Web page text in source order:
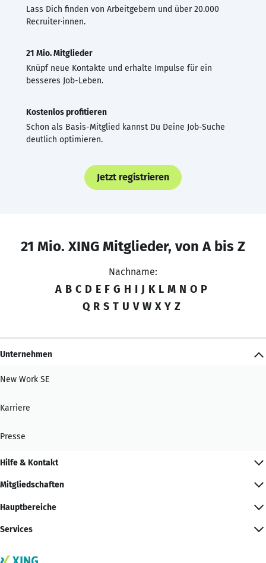
Lass Dich finden von Arbeitgebern und über 20.000
Recruiter·innen.
21 Mio. Mitglieder
Knüpf neue Kontakte und erhalte Impulse für ein
besseres Job-Leben.
Kostenlos profitieren
Schon als Basis-Mitglied kannst Du Deine Job-Suche
deutlich optimieren.
Jetzt registrieren
21 Mio. XING Mitglieder, von A bis Z
Nachname:
A B C D E F G H I J K L M N O P
Q R S T U V W X Y Z
Unternehmen
New Work SE
Karriere
Presse
Hilfe & Kontakt
Mitgliedschaften
Hauptbereiche
Services